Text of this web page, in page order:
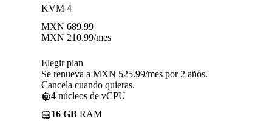
KVM 4
MXN 689.99
MXN 210.99/mes
Elegir plan
Se renueva a MXN 525.99/mes por 2 años.
Cancela cuando quieras.
4 núcleos de vCPU
16 GB RAM